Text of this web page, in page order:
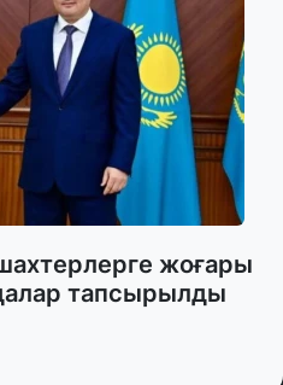
жоғары
тапсырылды